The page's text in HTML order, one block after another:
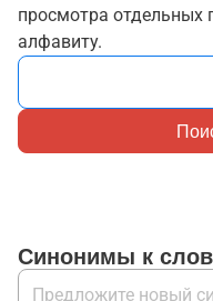
просмотра отдельных
алфавиту.
Синонимы к